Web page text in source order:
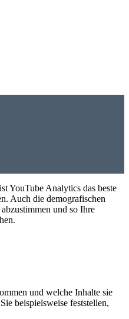
YouTube Analytics das beste
Auch die demografischen
und so Ihre
und welche Inhalte sie
beispielsweise feststellen,